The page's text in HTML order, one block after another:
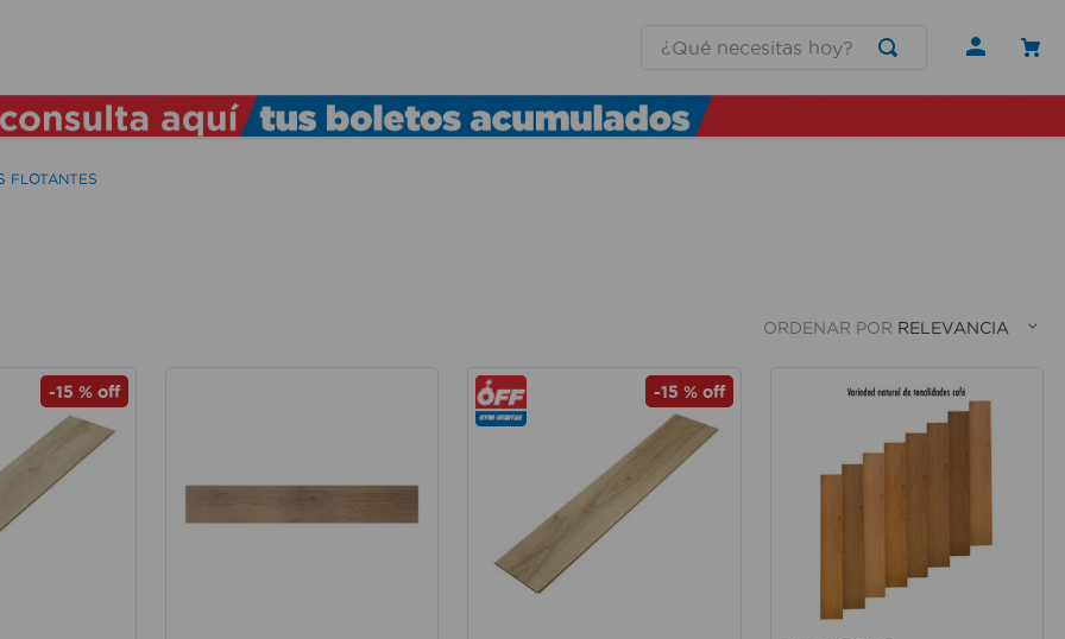
FLOTANTES
ORDENAR POR RELEVANCIA
-15 %off -15 %off
TÉRMINOS MÁS BUSCADOS
.
lamparas